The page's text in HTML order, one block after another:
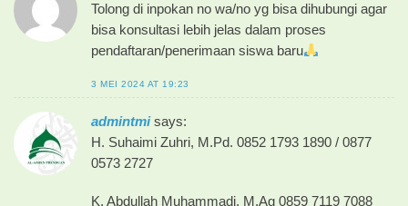
Tolong di inpokan no wa/no yg bisa dihubungi agar
bisa konsultasi lebih jelas dalam proses
pendaftaran/penerimaan siswa baru
3 MEI 2024 AT 19:23
admintmi says:
H. Suhaimi Zuhri, M.Pd. 0852 1793 1890 / 0877
0573 2727
K. Abdullah Muhammadi, M.Ag 0859 7119 7088